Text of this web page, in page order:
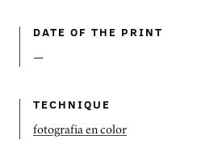
DATE OF THE PRINT
—
TECHNIQUE
fotografia en color